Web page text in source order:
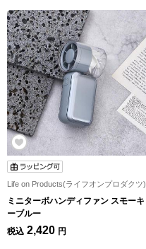
Life on Products(ライフオンプロダクツ)
ミニターボハンディファン スモーキ
ーブルー
税込 2,420 円